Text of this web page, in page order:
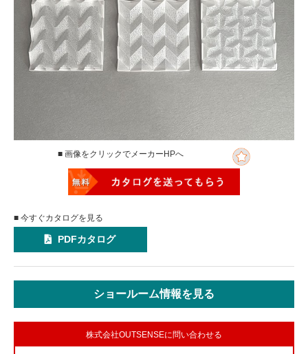
■ 画像をクリックでメーカーHPへ
■ 今すぐカタログを見る
PDFカタログ
ショールーム情報を見る
株式会社OUTSENSEに問い合わせる